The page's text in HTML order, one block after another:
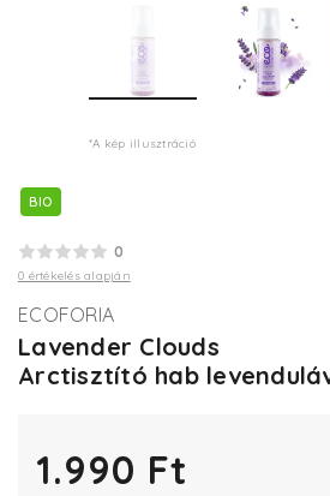
*A kép illusztráció
BIO
0
0 értékelés alapján
ECOFORIA
Lavender Clouds
Arctisztító hab
1.990 Ft